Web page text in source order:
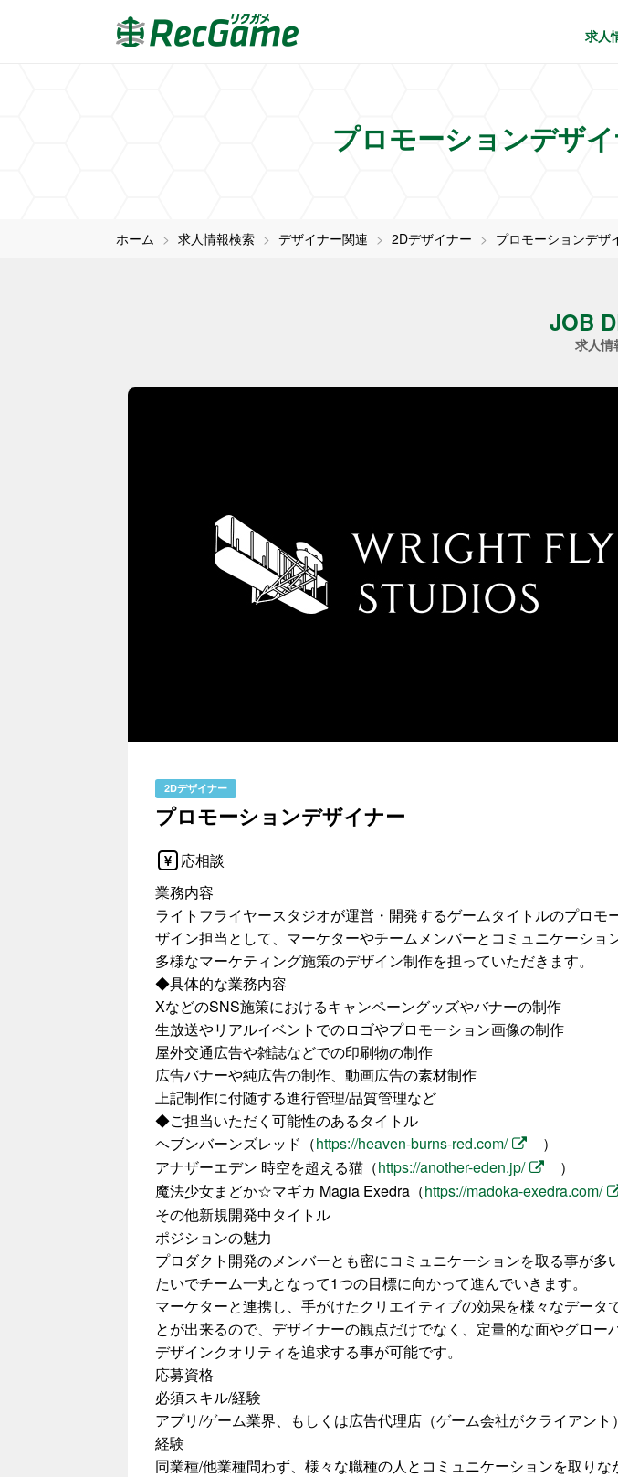
求人
プロモーションデザ
ホーム 求人情報検索 デザイナー関連 2Dデザイナー プロモーションデザ
JOB
求人情
2Dデザイナー
プロモーションデザイナー
応相談
業務内容
ライトフライヤースタジオが運営・開発するゲームタイトルのプロモ
ザイン担当として、マーケターやチームメンバーとコミュニケーショ
多様なマーケティング施策のデザイン制作を担っていただきます。
◆具体的な業務内容
XなどのSNS施策におけるキャンペーングッズやバナーの制作
生放送やリアルイベントでのロゴやプロモーション画像の制作
屋外交通広告や雑誌などでの印刷物の制作
広告バナーや純広告の制作、動画広告の素材制作
上記制作に付随する進行管理/品質管理など
◆ご担当いただく可能性のあるタイトル
ヘブンバーンズレッド（https://heaven-burns-red.com/
）
アナザーエデン 時空を超える猫（https://another-eden.jp/
）
魔法少女まどか☆マギカ Magia Exedra（https://madoka-exedra.com/
その他新規開発中タイトル
ポジションの魅力
プロダクト開発のメンバーとも密にコミュニケーションを取る事が多
たいでチーム一丸となって1つの目標に向かって進んでいきます。
マーケターと連携し、手がけたクリエイティブの効果を様々なデータ
とが出来るので、デザイナーの観点だけでなく、定量的な面やグロー
デザインクオリティを追求する事が可能です。
応募資格
必須スキル/経験
アプリ/ゲーム業界、もしくは広告代理店（ゲーム会社がクライアント
経験
同業種/他業種問わず、様々な職種の人とコミュニケーションを取りな